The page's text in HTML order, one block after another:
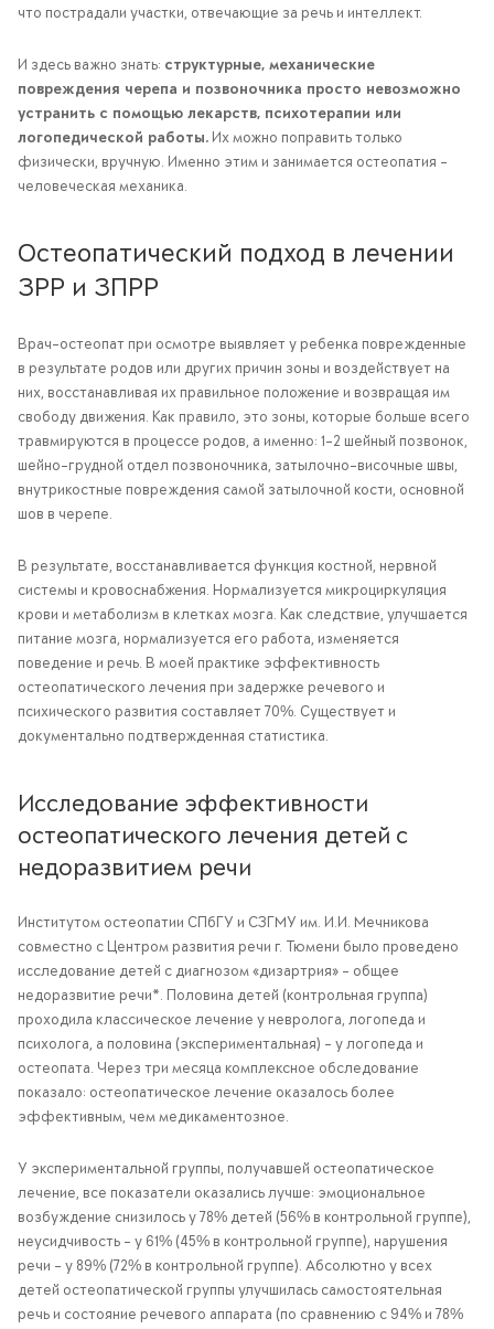
что пострадали участки, отвечающие за речь и интеллект.
И здесь важно знать: структурные, механические
повреждения черепа и позвоночника просто невозможно
устранить с помощью лекарств, психотерапии или
логопедической работы. Их можно поправить только
физически, вручную. Именно этим и занимается остеопатия –
человеческая механика.
Остеопатический подход в лечении
ЗРР и ЗПРР
Врач-остеопат при осмотре выявляет у ребенка поврежденные
в результате родов или других причин зоны и воздействует на
них, восстанавливая их правильное положение и возвращая им
свободу движения. Как правило, это зоны, которые больше всего
травмируются в процессе родов, а именно: 1-2 шейный позвонок,
шейно-грудной отдел позвоночника, затылочно-височные швы,
внутрикостные повреждения самой затылочной кости, основной
шов в черепе.
В результате, восстанавливается функция костной, нервной
системы и кровоснабжения. Нормализуется микроциркуляция
крови и метаболизм в клетках мозга. Как следствие, улучшается
питание мозга, нормализуется его работа, изменяется
поведение и речь. В моей практике эффективность
остеопатического лечения при задержке речевого и
психического развития составляет 70%. Существует и
документально подтвержденная статистика.
Исследование эффективности
остеопатического лечения детей с
недоразвитием речи
Институтом остеопатии СПбГУ и СЗГМУ им. И.И. Мечникова
совместно с Центром развития речи г. Тюмени было проведено
исследование детей с диагнозом «дизартрия» – общее
недоразвитие речи*. Половина детей (контрольная группа)
проходила классическое лечение у невролога, логопеда и
психолога, а половина (экспериментальная) – у логопеда и
остеопата. Через три месяца комплексное обследование
показало: остеопатическое лечение оказалось более
эффективным, чем медикаментозное.
У экспериментальной группы, получавшей остеопатическое
лечение, все показатели оказались лучше: эмоциональное
возбуждение снизилось у 78% детей (56% в контрольной группе),
неусидчивость – у 61% (45% в контрольной группе), нарушения
речи – у 89% (72% в контрольной группе). Абсолютно у всех
детей остеопатической группы улучшилась самостоятельная
речь и состояние речевого аппарата (по сравнению с 94% и 78%